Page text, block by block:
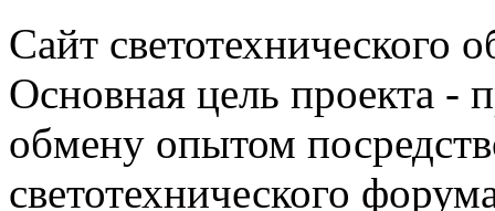
Сайт светотехнического
Основная цель проекта -
обмену опытом
светотехнического